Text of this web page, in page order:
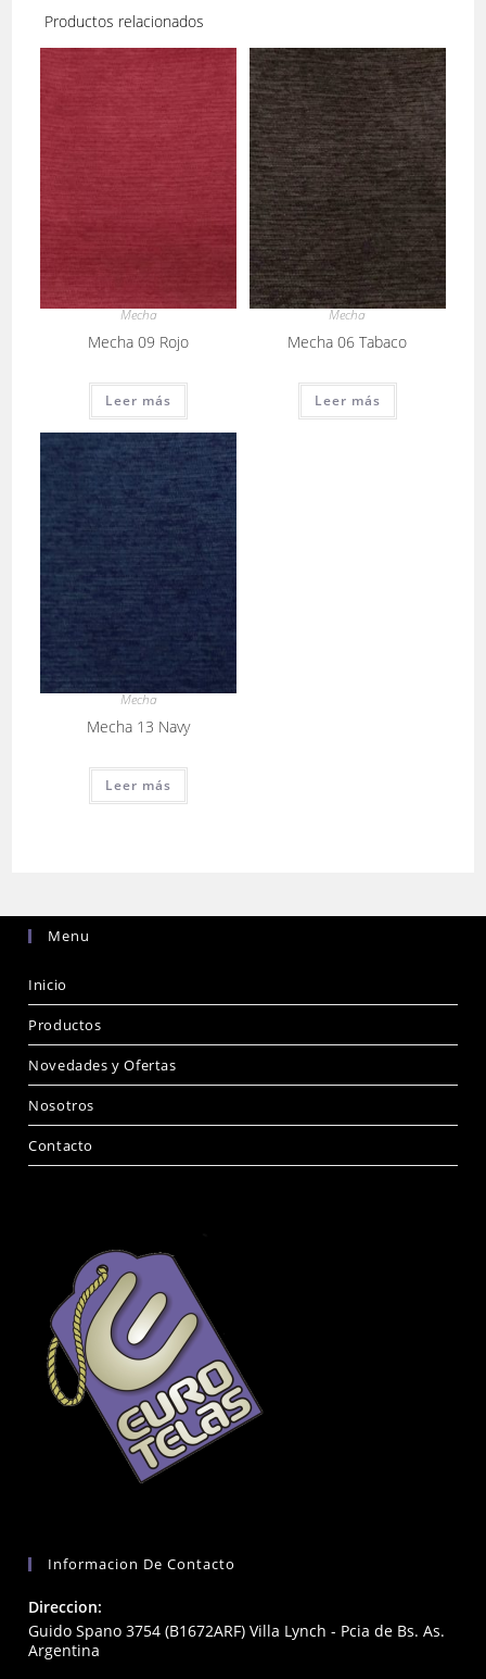
Productos relacionados
Mecha
Mecha 09 Rojo
Leer más
Mecha
Mecha 06 Tabaco
Leer más
Mecha
Mecha 13 Navy
Leer más
Menu
Inicio
Productos
Novedades y Ofertas
Nosotros
Contacto
Informacion De Contacto
Direccion:
Guido Spano 3754 (B1672ARF) Villa Lynch - Pcia de Bs. As.
Argentina